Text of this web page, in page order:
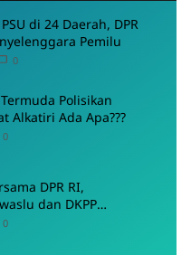
di 24 Daerah, DPR
Pemilu
0
Polisikan
Komedian Mamat Alkatiri Ada Apa???
0
DPR RI,
dan DKPP
PKPU
0